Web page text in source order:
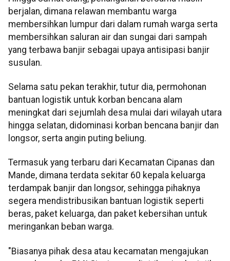
berjalan, dimana relawan membantu warga
membersihkan lumpur dari dalam rumah warga serta
membersihkan saluran air dan sungai dari sampah
yang terbawa banjir sebagai upaya antisipasi banjir
susulan.
Selama satu pekan terakhir, tutur dia, permohonan
bantuan logistik untuk korban bencana alam
meningkat dari sejumlah desa mulai dari wilayah utara
hingga selatan, didominasi korban bencana banjir dan
longsor, serta angin puting beliung.
Termasuk yang terbaru dari Kecamatan Cipanas dan
Mande, dimana terdata sekitar 60 kepala keluarga
terdampak banjir dan longsor, sehingga pihaknya
segera mendistribusikan bantuan logistik seperti
beras, paket keluarga, dan paket kebersihan untuk
meringankan beban warga.
"Biasanya pihak desa atau kecamatan mengajukan